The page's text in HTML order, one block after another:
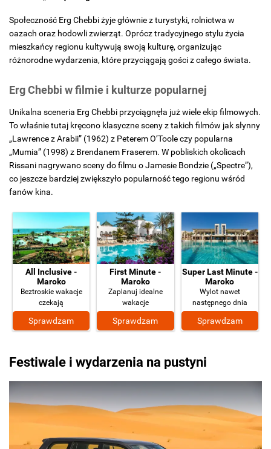
Społeczność Erg Chebbi żyje głównie z turystyki, rolnictwa w
oazach oraz hodowli zwierząt. Oprócz tradycyjnego stylu życia
mieszkańcy regionu kultywują swoją kulturę, organizując
różnorodne wydarzenia, które przyciągają gości z całego świata.
Erg Chebbi w filmie i kulturze popularnej
Unikalna sceneria Erg Chebbi przyciągnęła już wiele ekip filmowych.
To właśnie tutaj kręcono klasyczne sceny z takich filmów jak słynny
„Lawrence z Arabii” (1962) z Peterem O’Toole czy popularna
„Mumia” (1998) z Brendanem Fraserem. W pobliskich okolicach
Rissani nagrywano sceny do filmu o Jamesie Bondzie („Spectre”),
co jeszcze bardziej zwiększyło popularność tego regionu wśród
fanów kina.
All Inclusive -
Maroko
Beztroskie wakacje
czekają
Sprawdzam
First Minute -
Maroko
Zaplanuj idealne
wakacje
Sprawdzam
Super Last Minute -
Maroko
Wylot nawet
następnego dnia
Sprawdzam
Festiwale i wydarzenia na pustyni